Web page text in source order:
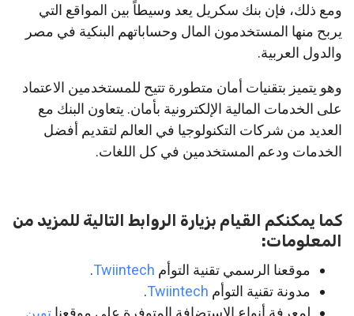
ومع ذلك، فإن بنك سكريل يعد وسيطاً بين المواقع التي
يربح منها المستخدمون المال وحساباتهم البنكية في مصر
والدول العربية.
وهو يتميز بتقنيات أمان متطورة تتيح للمستخدمين الاعتماد
على الخدمات المالية الإلكترونية بأمان. يتعاون البنك مع
العديد من شركات التكنولوجيا في العالم لتقديم أفضل
الخدمات ودعم المستخدمين في كل اللغات.
كما يمكنكم القيام بزيارة الروابط التالية للمزيد من
المعلومات:
موقعنا الرسمي تقنية التوأم Twiintech
.
مدونة تقنية التوأم Twiintech
.
لمعرفة أنواع الاستضافة المتوفرة على موقعنا توين